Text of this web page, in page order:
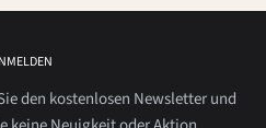
den kostenlosen Newsletter und